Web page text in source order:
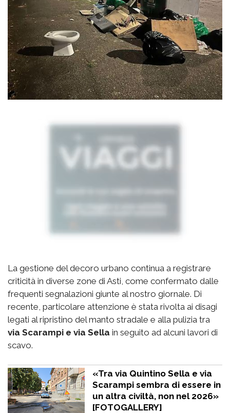
La gestione del decoro urbano continua a registrare
criticità in diverse zone di Asti, come confermato dalle
frequenti segnalazioni giunte al nostro giornale. Di
recente, particolare attenzione è stata rivolta ai disagi
legati al ripristino del manto stradale e alla pulizia tra
via Scarampi e via Sella in seguito ad alcuni lavori di
scavo.
«Tra via Quintino Sella e via
Scarampi sembra di essere in
un altra civiltà, non nel 2026»
[FOTOGALLERY]